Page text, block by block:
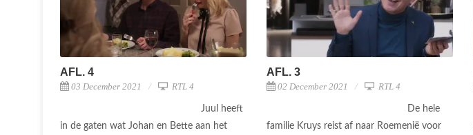
AFL. 4
03 December 2021 RTL 4
Juul heeft
in de gaten wat Johan en Bette aan het
AFL. 3
02 December 2021 RTL 4
De hele
familie Kruys reist af naar Roemenië voor